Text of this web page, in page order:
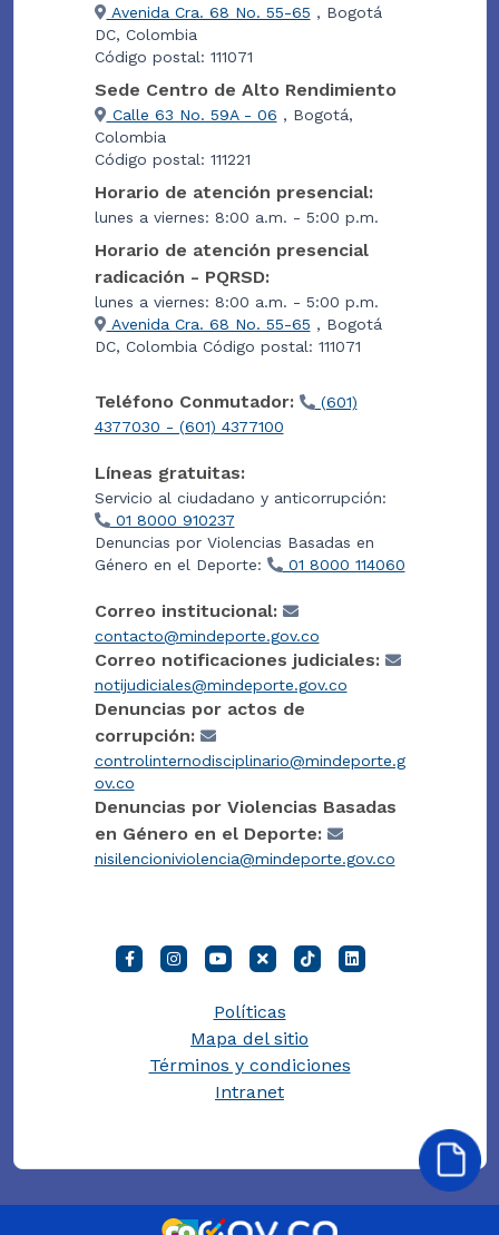
Avenida Cra. 68 No. 55-65 , Bogotá
DC, Colombia
Código postal: 111071
Sede Centro de Alto Rendimiento
Calle 63 No. 59A - 06 , Bogotá,
Colombia
Código postal: 111221
Horario de atención presencial:
lunes a viernes: 8:00 a.m. - 5:00 p.m.
Horario de atención presencial
radicación - PQRSD:
lunes a viernes: 8:00 a.m. - 5:00 p.m.
Avenida Cra. 68 No. 55-65 , Bogotá
DC, Colombia Código postal: 111071
Teléfono Conmutador:
(601)
4377030 - (601) 4377100
Líneas gratuitas:
Servicio al ciudadano y anticorrupción:
01 8000 910237
Denuncias por Violencias Basadas en
Género en el Deporte:
01 8000 114060
Correo institucional:
contacto@mindeporte.gov.co
Correo notificaciones judiciales:
notijudiciales@mindeporte.gov.co
Denuncias por actos de
corrupción:
controlinternodisciplinario@mindeporte.g
ov.co
Denuncias por Violencias Basadas
en Género en el Deporte:
nisilencioniviolencia@mindeporte.gov.co
Políticas
Mapa del sitio
Términos y condiciones
Intranet